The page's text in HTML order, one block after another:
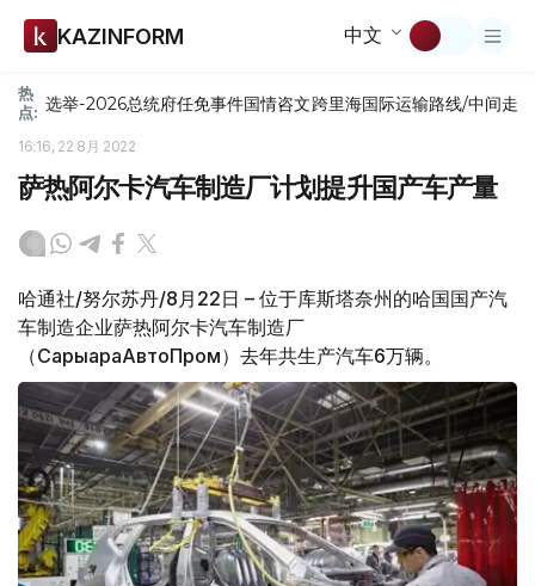
KAZINFORM 中文
热
点: 选举-2026总统府任免事件国情咨文跨里海国际运输路线/中间走廊
16:16, 22 8月 2022
萨热阿尔卡汽车制造厂计划提升国产车产量
哈通社/努尔苏丹/8月22日 – 位于库斯塔奈州的哈国国产汽
车制造企业萨热阿尔卡汽车制造厂
（СарыарқаАвтоПром）去年共生产汽车6万辆。